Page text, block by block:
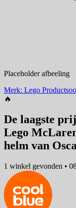
Placeholder afbeeling
Merk: Lego
🔥
De laagste
Lego
helm van
1 winkel gevonden •